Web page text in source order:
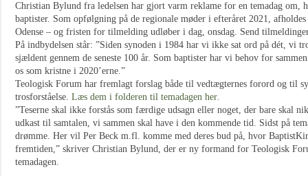
Christian Bylund fra ledelsen har gjort varm reklame for en temadag om,
baptister. Som opfølgning på de regionale møder i efteråret 2021,
Odense – og fristen for tilmelding udløber i dag, onsdag. Send
På indbydelsen står: ”Siden synoden i 1984 har vi ikke sat ord på dét, vi
sjældent gennem de seneste 100 år. Som baptister har vi behov for
os som kristne i 2020’erne.”
Teologisk Forum har fremlagt forslag både til vedtægternes forord og til
trosforståelse. Læs dem i folderen til temadagen her.
”Teserne skal ikke forstås som færdige udsagn eller noget, der bare skal
udkast til samtalen, vi sammen skal have i den kommende tid. Sidst på
drømme. Her vil Per Beck m.fl. komme med deres bud på, hvor
fremtiden,” skriver Christian Bylund, der er ny formand for Teologisk
temadagen.